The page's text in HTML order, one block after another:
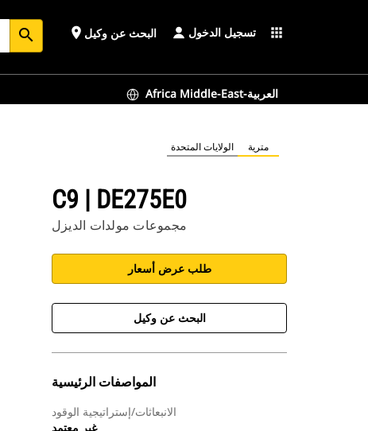
search place البحث عن وكيل تسجيل الدخول apps
Africa Middle-East-العربية
الولايات المتحدة مترية
C9 | DE275E0
مجموعات مولدات الديزل
طلب عرض أسعار
البحث عن وكيل
المواصفات الرئيسية
الانبعاثات/إستراتيجية الوقود
غير معتمد